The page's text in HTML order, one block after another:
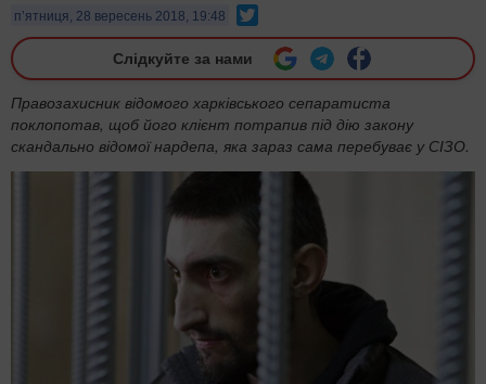
п’ятниця, 28 вересень 2018, 19:48
Слідкуйте за нами
Правозахисник відомого харківського сепаратиста
поклопотав, щоб його клієнт потрапив під дію закону
скандально відомої нардепа, яка зараз сама перебуває у СІЗО.